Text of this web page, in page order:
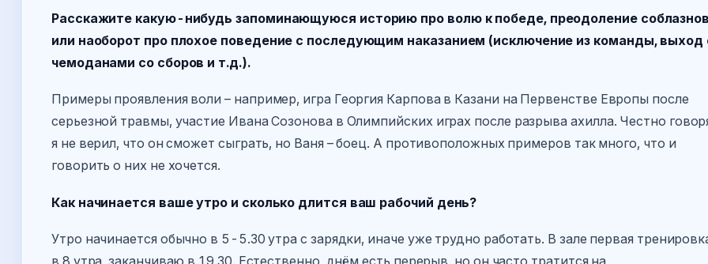
Расскажите какую-нибудь запоминающуюся историю про волю к победе, преодоление
или наоборот про плохое поведение с последующим наказанием (исключение из команды, выход
чемоданами со сборов и т.д.).
Примеры проявления воли – например, игра Георгия Карпова в Казани на Первенстве Европы после
серьезной травмы, участие Ивана Созонова в Олимпийских играх после разрыва ахилла. Честно
я не верил, что он сможет сыграть, но Ваня – боец. А противоположных примеров так много, что и
говорить о них не хочется.
Как начинается ваше утро и сколько длится ваш рабочий день?
Утро начинается обычно в 5-5.30 утра с зарядки, иначе уже трудно работать. В зале первая